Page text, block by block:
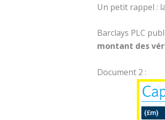
Un petit rappel :
Barclays PLC
montant des
Document 2 :